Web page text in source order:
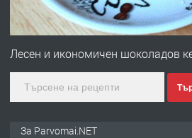
ПРЕДЛАГА
Първи поход
Лесен и икономичен шоколадов
За Parvomai.NET